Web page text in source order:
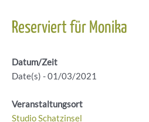
Reserviert für Monika
Datum/Zeit
Date(s) - 01/03/2021
Veranstaltungsort
Studio Schatzinsel